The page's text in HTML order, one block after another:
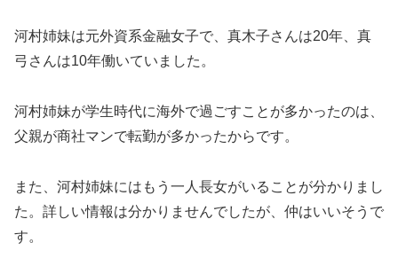
河村姉妹は元外資系金融女子で、真木子さんは20年、真
弓さんは10年働いていました。
河村姉妹が学生時代に海外で過ごすことが多かったのは、
父親が商社マンで転勤が多かったからです。
また、河村姉妹にはもう一人長女がいることが分かりまし
た。詳しい情報は分かりませんでしたが、仲はいいそうで
す。